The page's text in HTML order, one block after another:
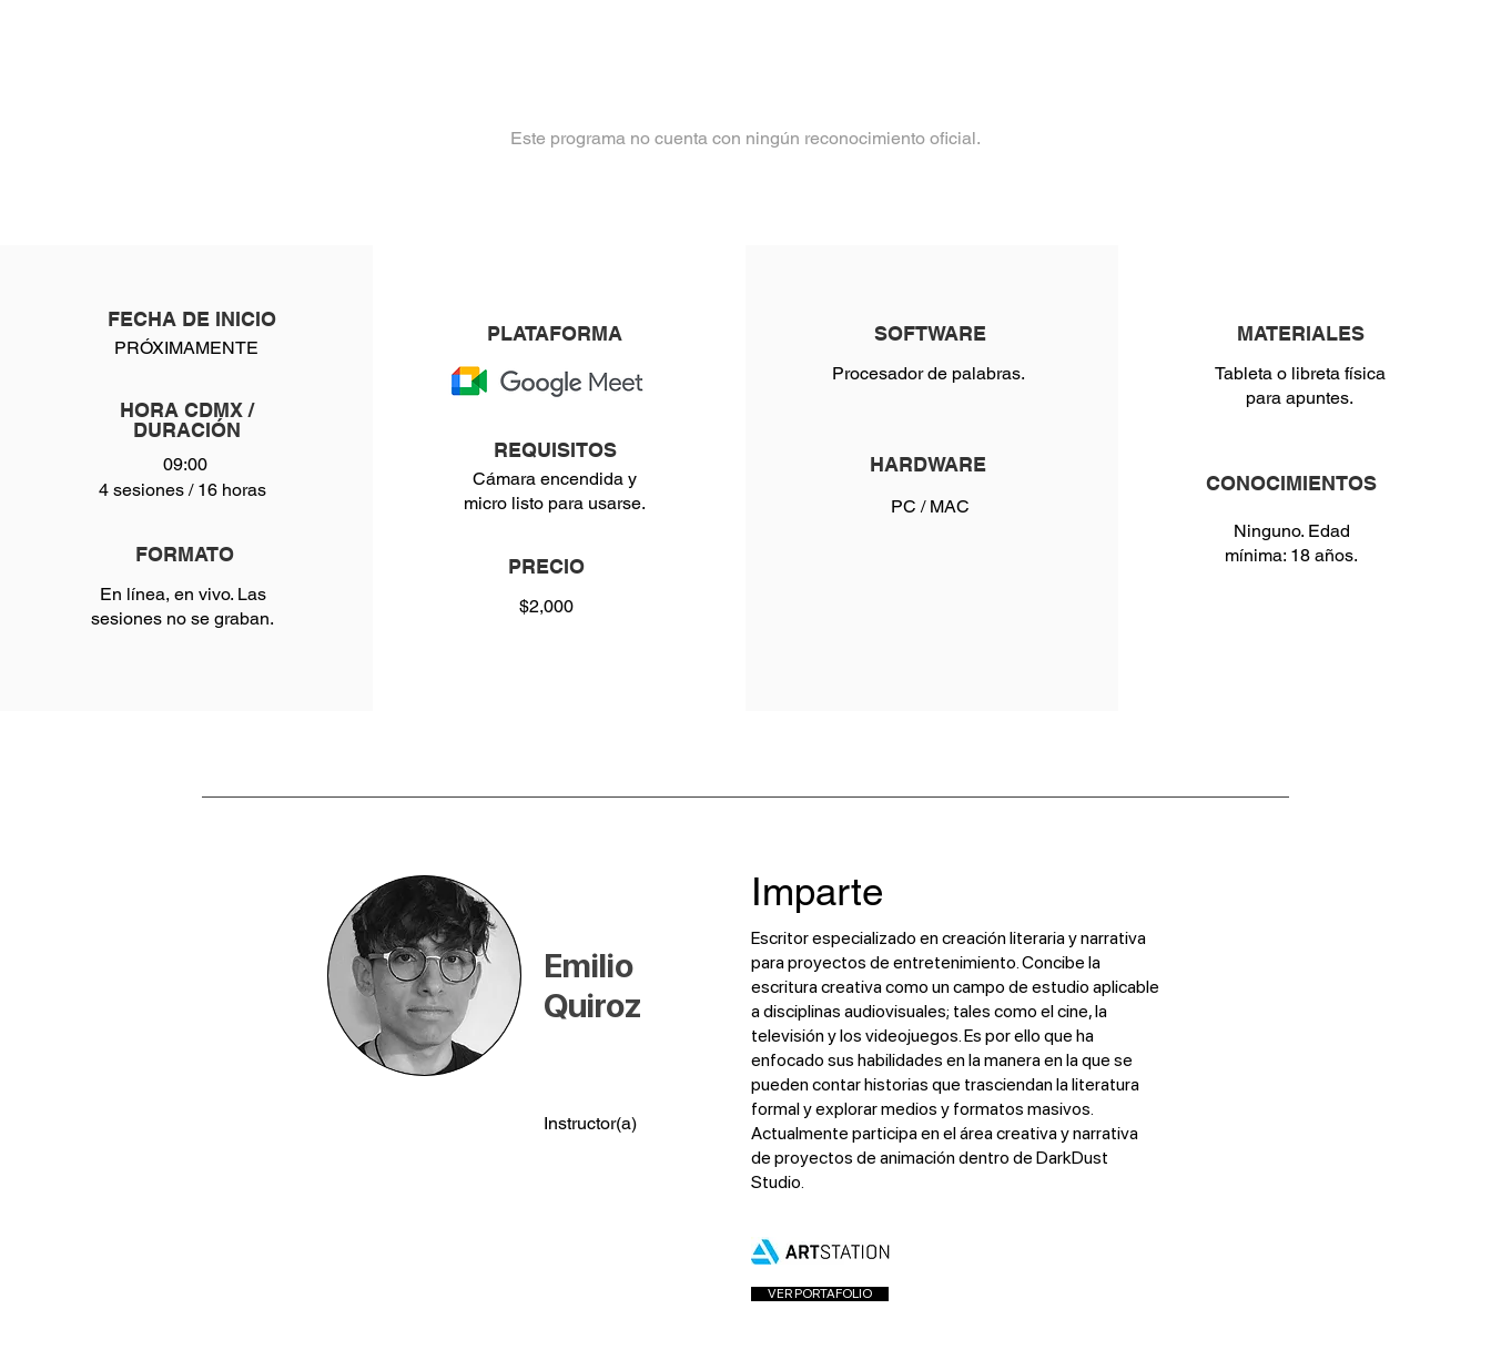
Este programa no cuenta con ningún reconocimiento oficial.
FECHA DE INICIO
PRÓXIMAMENTE
HORA CDMX /
DURACIÓN
09:00
4 sesiones / 16 horas
FORMATO
En línea, en vivo. Las
sesiones no se graban.
PLATAFORMA
REQUISITOS
Cámara encendida y
micro listo para usarse.
PRECIO
$2,000
SOFTWARE
Procesador de palabras.
HARDWARE
PC / MAC
MATERIALES
Tableta o libreta física
para apuntes.
CONOCIMIENTOS
Ninguno. Edad
mínima: 18 años.
Imparte
Emilio
Quiroz
Instructor(a)
Escritor especializado en creación literaria y narrativa
para proyectos de entretenimiento. Concibe la
escritura creativa como un campo de estudio aplicable
a disciplinas audiovisuales; tales como el cine, la
televisión y los videojuegos. Es por ello que ha
enfocado sus habilidades en la manera en la que se
pueden contar historias que trasciendan la literatura
formal y explorar medios y formatos masivos.
Actualmente participa en el área creativa y narrativa
de proyectos de animación dentro de DarkDust
Studio.
VER PORTAFOLIO